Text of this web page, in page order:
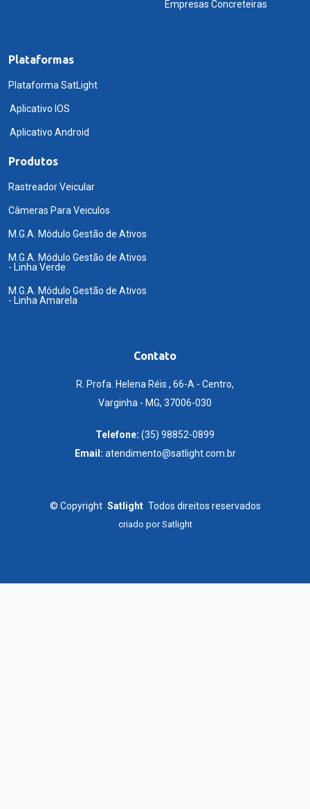
Empresas Concreteiras
Plataformas
Plataforma SatLight
Aplicativo IOS
Aplicativo Android
Produtos
Rastreador Veicular
Câmeras Para Veiculos
M.G.A. Módulo Gestão de Ativos
M.G.A. Módulo Gestão de Ativos
- Linha Verde
M.G.A. Módulo Gestão de Ativos
- Linha Amarela
Contato
R. Profa. Helena Réis , 66-A - Centro,
Varginha - MG, 37006-030
Telefone: (35) 98852-0899
Email: atendimento@satlight.com.br
© Copyright Satlight Todos direitos reservados
criado porSatlight